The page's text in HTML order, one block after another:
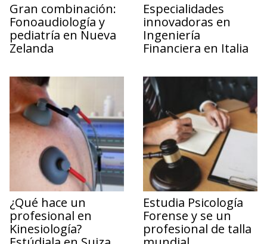
Gran combinación:
Fonoaudiología y
pediatría en Nueva
Zelanda
Especialidades
innovadoras en
Ingeniería
Financiera en Italia
¿Qué hace un
profesional en
Kinesiología?
Estudia Psicología
Forense y se un
profesional de talla